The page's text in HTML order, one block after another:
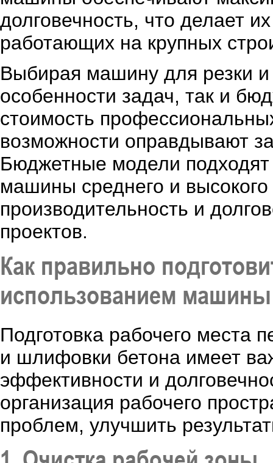
долговечность, что делает
работающих на крупных
Выбирая машину для резки
особенности задач, так и
стоимость
возможности оправдывают
Бюджетные модели
машины среднего и
производительность и
проектов.
Как правильно
использованием
Подготовка рабочего места
и шлифовки бетона имеет
эффективности и
организация рабочего
проблем, улучшить